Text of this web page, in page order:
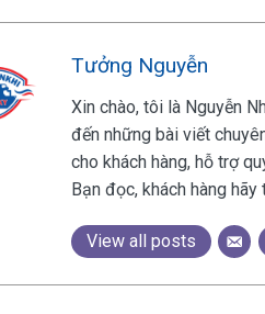
Tưởng Nguyễn
Xin chào, tôi là Nguyễn
đến những bài viết
cho khách hàng, hỗ trợ
Bạn đọc, khách hàng
View all posts